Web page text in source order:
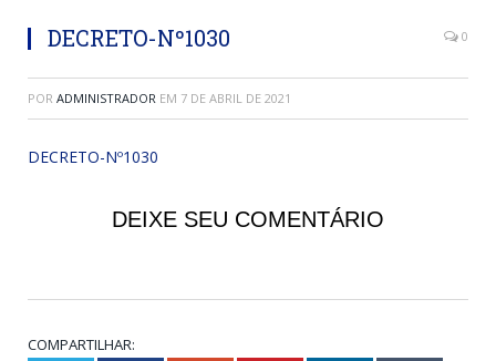
DECRETO-Nº1030 0
POR ADMINISTRADOR EM 7 DE ABRIL DE 2021
DECRETO-Nº1030
DEIXE SEU COMENTÁRIO
COMPARTILHAR: